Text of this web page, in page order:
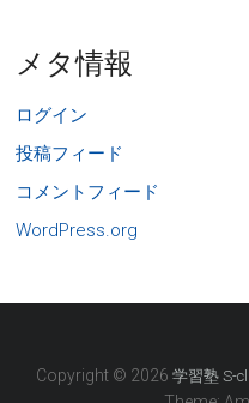
メタ情報
ログイン
投稿フィード
コメントフィード
WordPress.org
Copyright © 2026 学習塾 S-